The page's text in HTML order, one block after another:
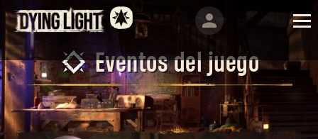
Eventos del juego